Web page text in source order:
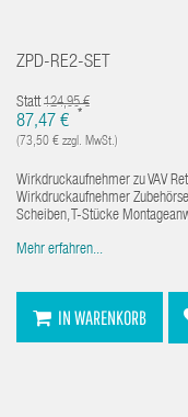
ZPD-RE2-SET
Statt124,95 €
87,47 € *
(73,50 € zzgl. MwSt.)
Wirkdruckaufnehmer zu VAV
Wirkdruckaufnehmer
Scheiben, T-Stücke
Mehr erfahren...
IN WARENKORB